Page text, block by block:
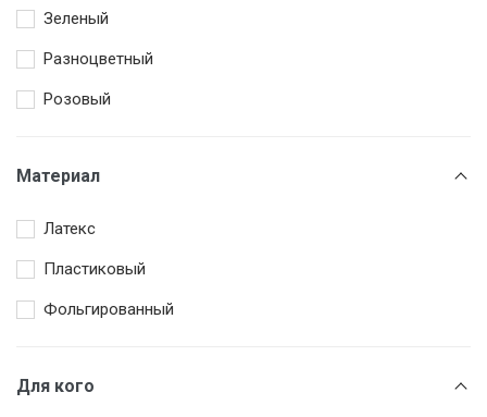
Зеленый
Разноцветный
Розовый
Материал
Латекс
Пластиковый
Фольгированный
Для кого